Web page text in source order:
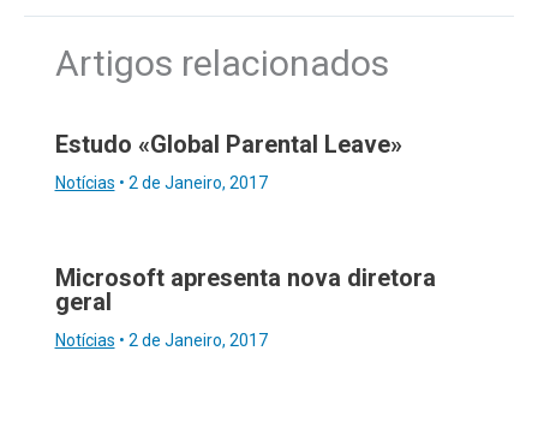
Artigos relacionados
Estudo «Global Parental Leave»
Notícias • 2 de Janeiro, 2017
Microsoft apresenta nova diretora
geral
Notícias • 2 de Janeiro, 2017